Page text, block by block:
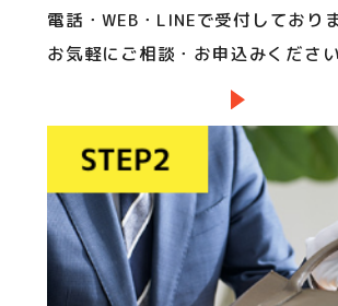
電話・WEB・LINEで受付しており
お気軽にご相談・お申込みください